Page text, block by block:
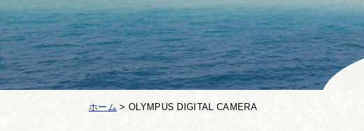
ホーム > OLYMPUS DIGITAL CAMERA